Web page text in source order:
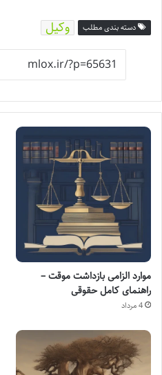
دسته بندی مطلب وکیل
موارد الزامی بازداشت موقت –
راهنمای کامل حقوقی
4 مرداد